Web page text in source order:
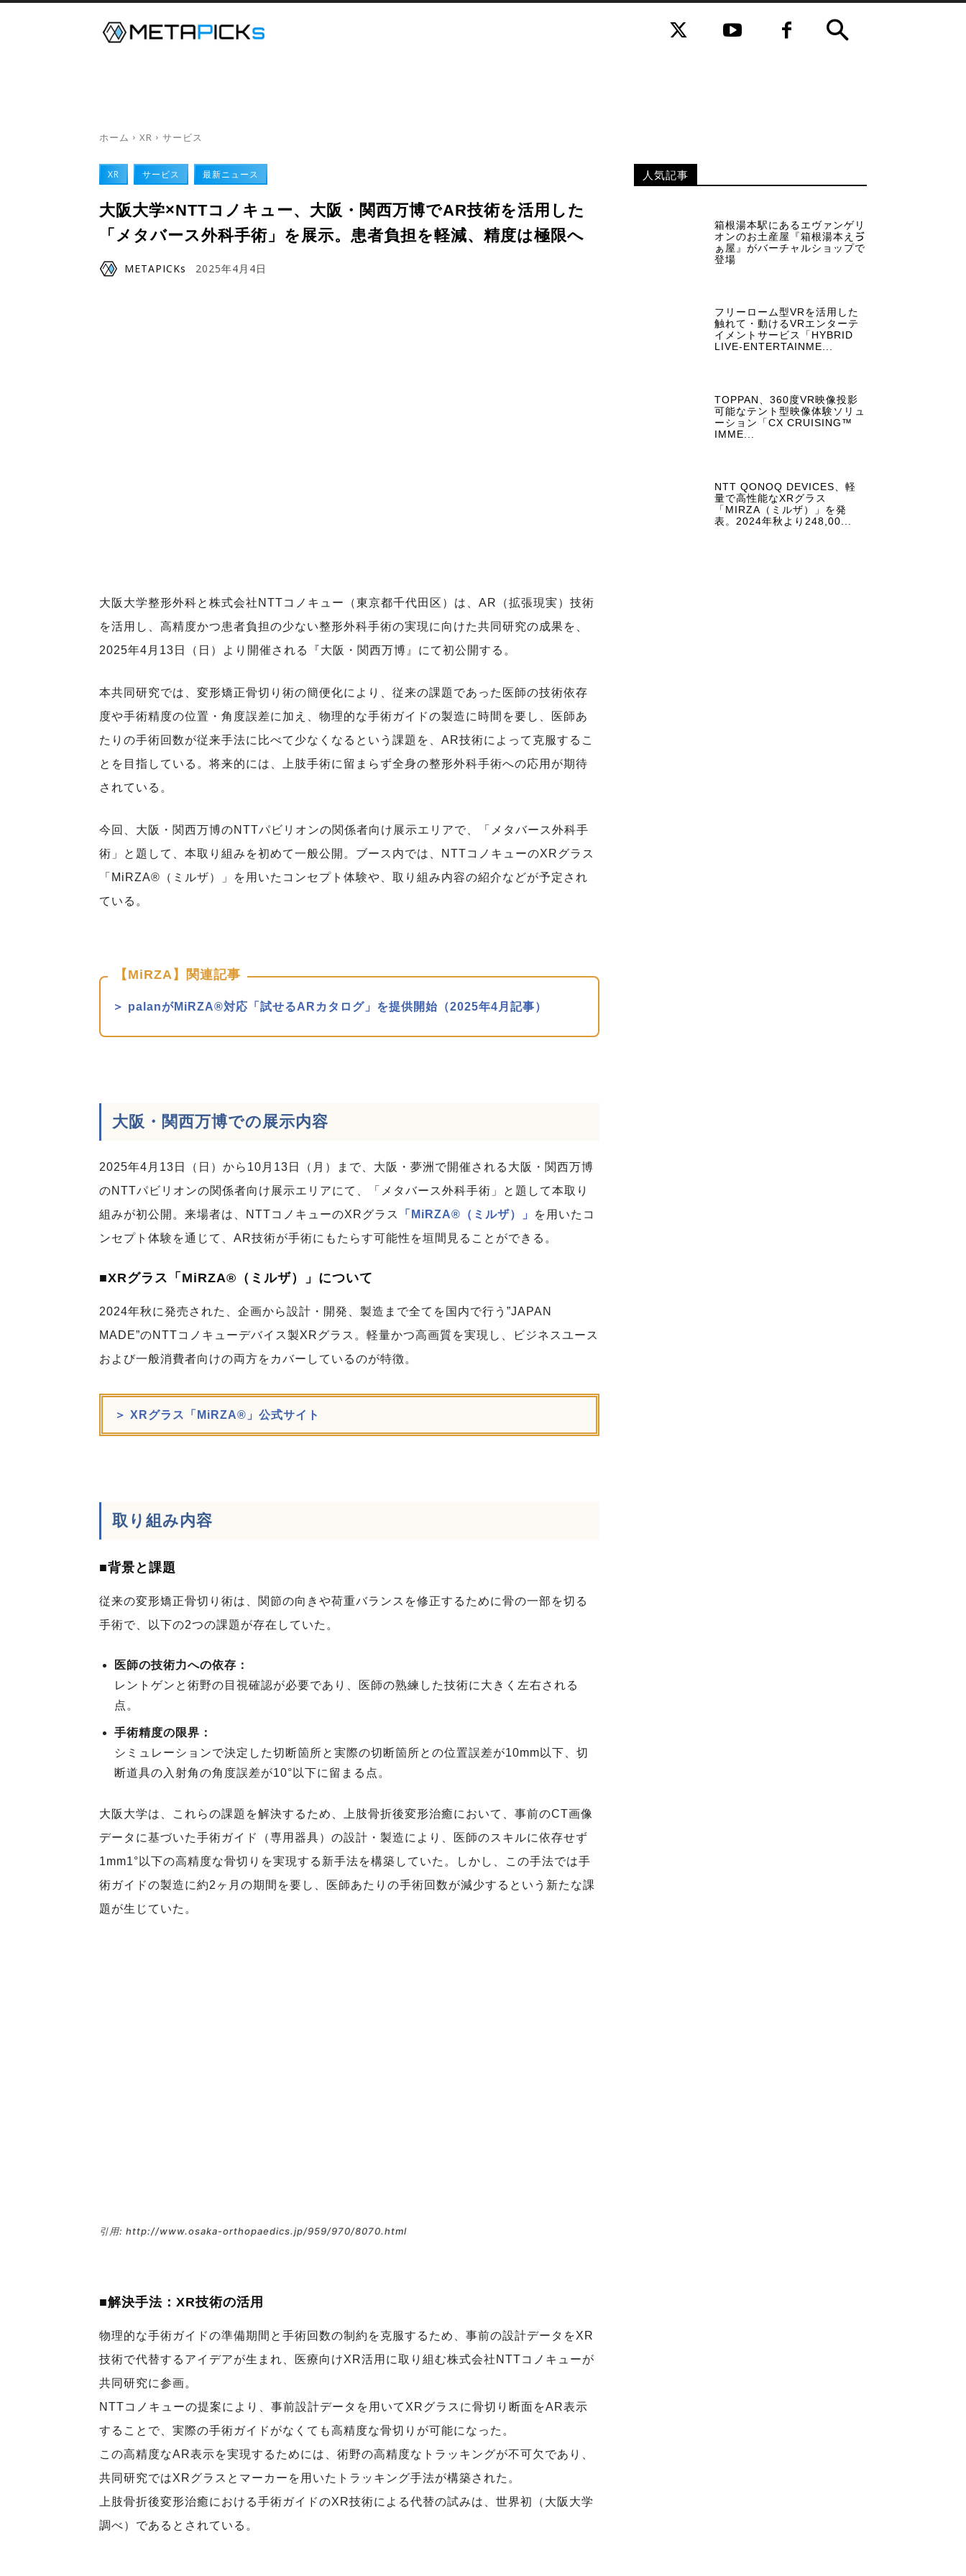
ホーム XR サービス
XR サービス 最新ニュース
大阪大学×NTTコノキュー、大阪・関西万博でAR技術を活用した
「メタバース外科手術」を展示。患者負担を軽減、精度は極限へ
METAPICKs 2025年4月4日
大阪大学整形外科と株式会社NTTコノキュー（東京都千代田区）は、AR（拡張現実）技術
を活用し、高精度かつ患者負担の少ない整形外科手術の実現に向けた共同研究の成果を、
2025年4月13日（日）より開催される『大阪・関西万博』にて初公開する。
本共同研究では、変形矯正骨切り術の簡便化により、従来の課題であった医師の技術依存
度や手術精度の位置・角度誤差に加え、物理的な手術ガイドの製造に時間を要し、医師あ
たりの手術回数が従来手法に比べて少なくなるという課題を、AR技術によって克服するこ
とを目指している。将来的には、上肢手術に留まらず全身の整形外科手術への応用が期待
されている。
今回、大阪・関西万博のNTTパビリオンの関係者向け展示エリアで、「メタバース外科手
術」と題して、本取り組みを初めて一般公開。ブース内では、NTTコノキューのXRグラス
「MiRZA®（ミルザ）」を用いたコンセプト体験や、取り組み内容の紹介などが予定され
ている。
【MiRZA】関連記事
＞ palanがMiRZA®対応「試せるARカタログ」を提供開始（2025年4月記事）
大阪・関西万博での展示内容
2025年4月13日（日）から10月13日（月）まで、大阪・夢洲で開催される大阪・関西万博
のNTTパビリオンの関係者向け展示エリアにて、「メタバース外科手術」と題して本取り
組みが初公開。来場者は、NTTコノキューのXRグラス
「MiRZA®（ミルザ）」
を用いたコ
ンセプト体験を通じて、AR技術が手術にもたらす可能性を垣間見ることができる。
■XRグラス「MiRZA®（ミルザ）」について
2024年秋に発売された、企画から設計・開発、製造まで全てを国内で行う”JAPAN
MADE”のNTTコノキューデバイス製XRグラス。軽量かつ高画質を実現し、ビジネスユース
および一般消費者向けの両方をカバーしているのが特徴。
＞ XRグラス「MiRZA®」公式サイト
取り組み内容
■背景と課題
従来の変形矯正骨切り術は、関節の向きや荷重バランスを修正するために骨の一部を切る
手術で、以下の2つの課題が存在していた。
医師の技術力への依存：
レントゲンと術野の目視確認が必要であり、医師の熟練した技術に大きく左右される
点。
手術精度の限界：
シミュレーションで決定した切断箇所と実際の切断箇所との位置誤差が10mm以下、切
断道具の入射角の角度誤差が10°以下に留まる点。
大阪大学は、これらの課題を解決するため、上肢骨折後変形治癒において、事前のCT画像
データに基づいた手術ガイド（専用器具）の設計・製造により、医師のスキルに依存せず
1mm1°以下の高精度な骨切りを実現する新手法を構築していた。しかし、この手法では手
術ガイドの製造に約2ヶ月の期間を要し、医師あたりの手術回数が減少するという新たな課
題が生じていた。
引用: http://www.osaka-orthopaedics.jp/959/970/8070.html
■解決手法：XR技術の活用
物理的な手術ガイドの準備期間と手術回数の制約を克服するため、事前の設計データをXR
技術で代替するアイデアが生まれ、医療向けXR活用に取り組む株式会社NTTコノキューが
共同研究に参画。
NTTコノキューの提案により、事前設計データを用いてXRグラスに骨切り断面をAR表示
することで、実際の手術ガイドがなくても高精度な骨切りが可能になった。
この高精度なAR表示を実現するためには、術野の高精度なトラッキングが不可欠であり、
共同研究ではXRグラスとマーカーを用いたトラッキング手法が構築された。
上肢骨折後変形治癒における手術ガイドのXR技術による代替の試みは、世界初（大阪大学
調べ）であるとされている。
人気記事
箱根湯本駅にあるエヴァンゲリ
オンのお土産屋『箱根湯本えゔ
ぁ屋』がバーチャルショップで
登場
フリーローム型VRを活用した
触れて・動けるVRエンターテ
イメントサービス「HYBRID
LIVE-ENTERTAINME...
TOPPAN、360度VR映像投影
可能なテント型映像体験ソリュ
ーション「CX CRUISING™
IMME...
NTT QONOQ DEVICES、軽
量で高性能なXRグラス
「MIRZA（ミルザ）」を発
表。2024年秋より248,00...